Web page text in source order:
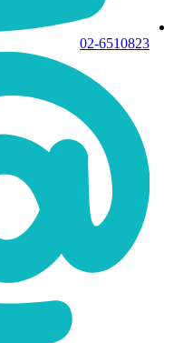
02-6510823